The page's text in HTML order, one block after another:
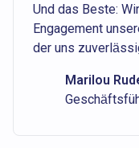
Und das Beste:
Engagement
der uns
Marilou